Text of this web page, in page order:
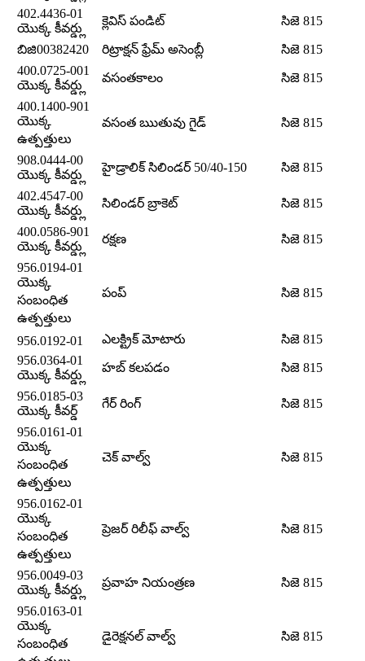
402.4436-01
యొక్క కీవర్డ్లు
క్లెవిస్ పండిట్ సిజె 815
బిజి00382420 రిట్రాక్షన్ ఫ్రేమ్ అసెంబ్లీ
సిజె 815
400.0725-001
యొక్క కీవర్డ్లు
వసంతకాలం సిజె 815
400.1400-901
యొక్క
ఉత్పత్తులు
వసంత ఋతువు గైడ్ సిజె 815
908.0444-00
యొక్క కీవర్డ్లు
హైడ్రాలిక్ సిలిండర్ 50/40-150 సిజె 815
402.4547-00
యొక్క కీవర్డ్లు
సిలిండర్ బ్రాకెట్ సిజె 815
400.0586-901
యొక్క కీవర్డ్లు
రక్షణ సిజె 815
956.0194-01
యొక్క
సంబంధిత
ఉత్పత్తులు
పంప్ సిజె 815
956.0192-01 ఎలక్ట్రిక్ మోటారు
సిజె 815
956.0364-01
యొక్క కీవర్డ్లు
హబ్ కలపడం సిజె 815
956.0185-03
యొక్క కీవర్డ్
గేర్ రింగ్ సిజె 815
956.0161-01
యొక్క
సంబంధిత
ఉత్పత్తులు
చెక్ వాల్వ్ సిజె 815
956.0162-01
యొక్క
సంబంధిత
ఉత్పత్తులు
ప్రెజర్ రిలీఫ్ వాల్వ్ సిజె 815
956.0049-03
యొక్క కీవర్డ్లు
ప్రవాహ నియంత్రణ సిజె 815
956.0163-01
యొక్క
సంబంధిత
డైరెక్షనల్ వాల్వ్ సిజె 815